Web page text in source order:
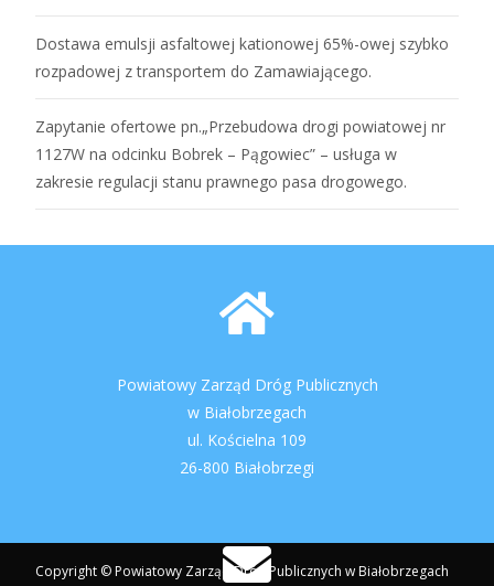
Dostawa emulsji asfaltowej kationowej 65%-owej szybko
rozpadowej z transportem do Zamawiającego.
Zapytanie ofertowe pn.„Przebudowa drogi powiatowej nr
1127W na odcinku Bobrek – Pągowiec” – usługa w
zakresie regulacji stanu prawnego pasa drogowego.
Powiatowy Zarząd Dróg Publicznych
w Białobrzegach
ul. Kościelna 109
26-800 Białobrzegi
Copyright © Powiatowy Zarząd Dróg Publicznych w Białobrzegach